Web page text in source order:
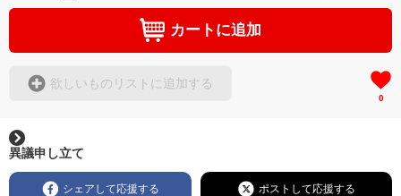
カートに追加
欲しいものリストに追加する
0
異議申し立て
シェアして応援する ポストして応援する